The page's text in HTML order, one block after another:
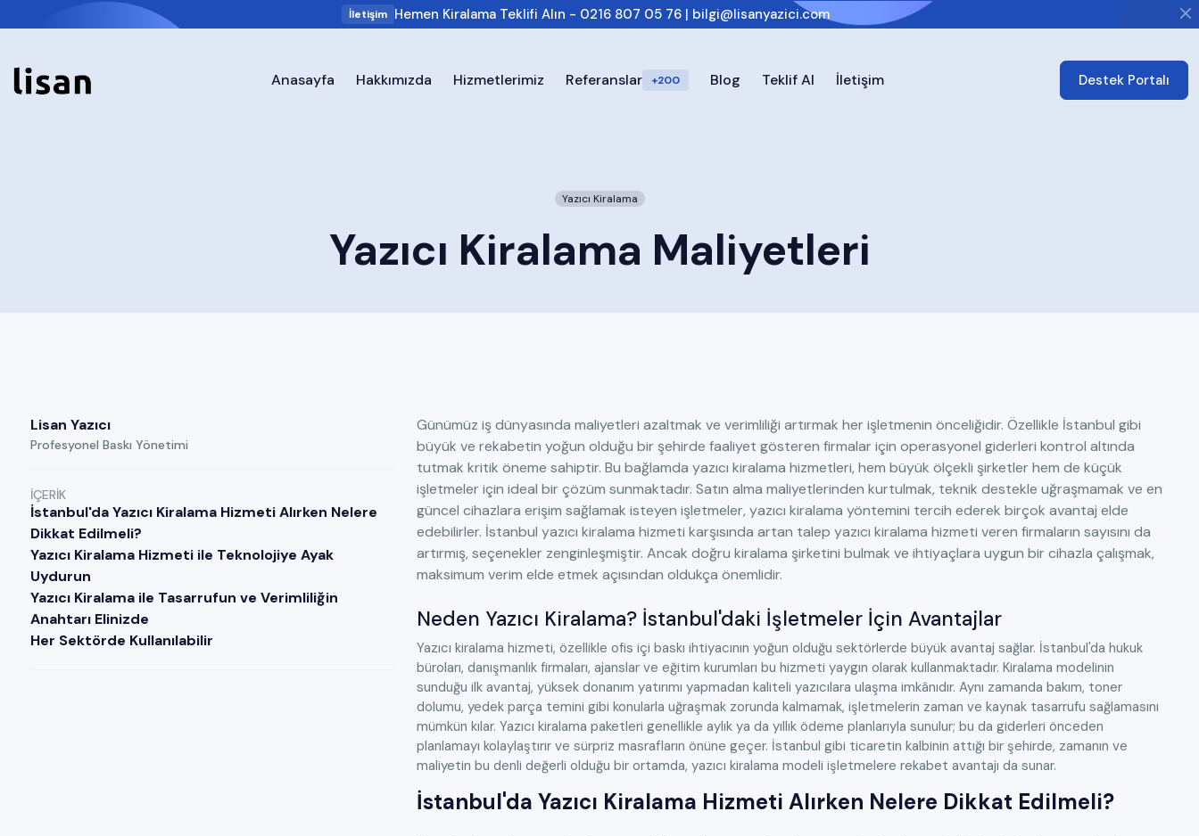
İletişim Hemen Kiralama Teklifi Alın - 0216 807 05 76| bilgi@lisanyazici.com
Anasayfa Hakkımızda Hizmetlerimiz Referanslar +200 Blog Teklif Al İletişim Destek Portalı
Yazıcı Kiralama
Yazıcı Kiralama Maliyetleri
Lisan Yazıcı
Profesyonel Baskı Yönetimi
İÇERIK
İstanbul'da Yazıcı Kiralama Hizmeti Alırken Nelere
Dikkat Edilmeli?
Yazıcı Kiralama Hizmeti ile Teknolojiye Ayak
Uydurun
Yazıcı Kiralama ile Tasarrufun ve Verimliliğin
Anahtarı Elinizde
Her Sektörde Kullanılabilir
Günümüz iş dünyasında maliyetleri azaltmak ve verimliliği artırmak her işletmenin önceliğidir. Özellikle İstanbul gibi
büyük ve rekabetin yoğun olduğu bir şehirde faaliyet gösteren firmalar için operasyonel giderleri kontrol altında
tutmak kritik öneme sahiptir. Bu bağlamda yazıcı kiralama hizmetleri, hem büyük ölçekli şirketler hem de küçük
işletmeler için ideal bir çözüm sunmaktadır. Satın alma maliyetlerinden kurtulmak, teknik destekle uğraşmamak ve en
güncel cihazlara erişim sağlamak isteyen işletmeler, yazıcı kiralama yöntemini tercih ederek birçok avantaj elde
edebilirler. İstanbul yazıcı kiralama hizmeti karşısında artan talep yazıcı kiralama hizmeti veren firmaların sayısını da
artırmış, seçenekler zenginleşmiştir. Ancak doğru kiralama şirketini bulmak ve ihtiyaçlara uygun bir cihazla çalışmak,
maksimum verim elde etmek açısından oldukça önemlidir.
Neden Yazıcı Kiralama? İstanbul'daki İşletmeler İçin Avantajlar
Yazıcı kiralama hizmeti, özellikle ofis içi baskı ihtiyacının yoğun olduğu sektörlerde büyük avantaj sağlar. İstanbul'da hukuk
büroları, danışmanlık firmaları, ajanslar ve eğitim kurumları bu hizmeti yaygın olarak kullanmaktadır. Kiralama modelinin
sunduğu ilk avantaj, yüksek donanım yatırımı yapmadan kaliteli yazıcılara ulaşma imkânıdır. Aynı zamanda bakım, toner
dolumu, yedek parça temini gibi konularla uğraşmak zorunda kalmamak, işletmelerin zaman ve kaynak tasarrufu sağlamasını
mümkün kılar. Yazıcı kiralama paketleri genellikle aylık ya da yıllık ödeme planlarıyla sunulur; bu da giderleri önceden
planlamayı kolaylaştırır ve sürpriz masrafların önüne geçer. İstanbul gibi ticaretin kalbinin attığı bir şehirde, zamanın ve
maliyetin bu denli değerli olduğu bir ortamda, yazıcı kiralama modeli işletmelere rekabet avantajı da sunar.
İstanbul'da Yazıcı Kiralama Hizmeti Alırken Nelere Dikkat Edilmeli?